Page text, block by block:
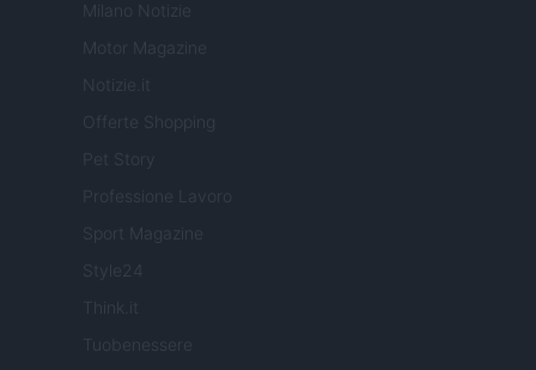
Milano Notizie
Motor Magazine
Notizie.it
Offerte Shopping
Professione Lavoro
Sport Magazine
Style24
Think.it
Tuobenessere